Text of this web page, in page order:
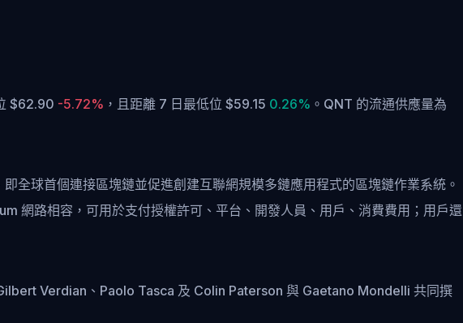
$62.90 -5.72% ， 且距離 7 日最低位 $59.15 0.26% 。 QNT 的流通供應量為
即全球首個連接區塊鏈並促進創建互聯網規模多鏈應用程式的區塊鏈作業系統。
網路相容，可用於支付授權許可、平台、開發人員、用戶、消費費用；用戶還
Verdian、Paolo Tasca 及 Colin Paterson 與 Gaetano Mondelli 共同撰